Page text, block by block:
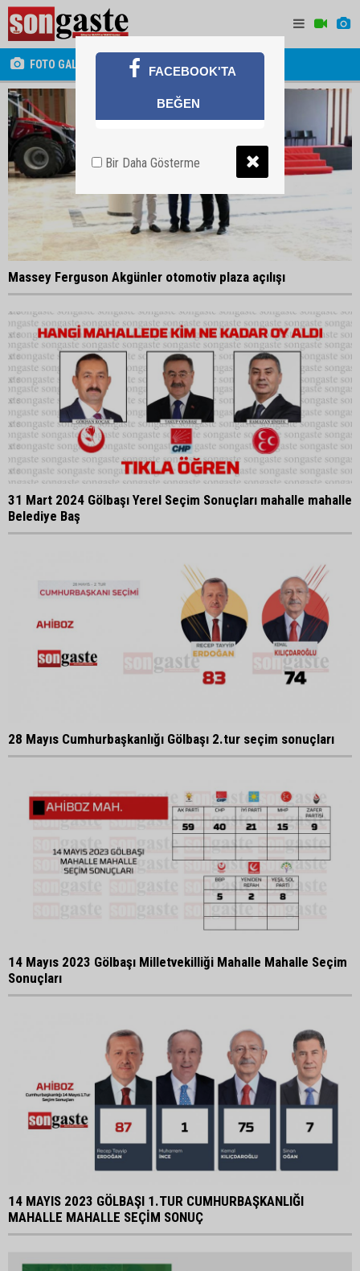
FOTO GALERİ
Massey Ferguson Akgünler otomotiv plaza açılışı
31 Mart 2024 Gölbaşı Yerel Seçim Sonuçları mahalle mahalle
Belediye Baş
28 Mayıs Cumhurbaşkanlığı Gölbaşı 2.tur seçim sonuçları
14 Mayıs 2023 Gölbaşı Milletvekilliği Mahalle Mahalle Seçim
Sonuçları
14 MAYIS 2023 GÖLBAŞI 1.TUR CUMHURBAŞKANLIĞI
MAHALLE MAHALLE SEÇİM SONUÇ
FACEBOOK'TA
BEĞEN
Bir Daha Gösterme